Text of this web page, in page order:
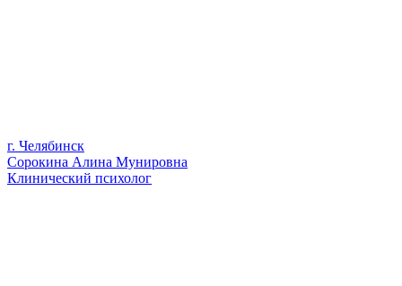
г. Челябинск
Сорокина Алина Мунировна
Клинический психолог